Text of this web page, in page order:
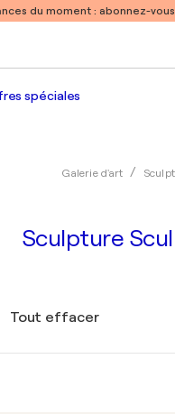
du moment : abonnez-
spéciales
Galerie d'art
Sculpture
Tout effacer